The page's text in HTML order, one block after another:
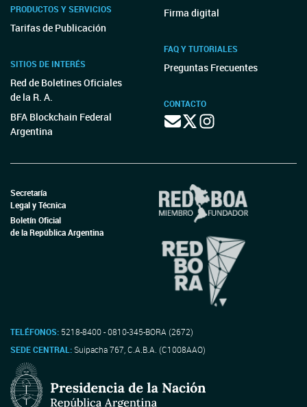
PRODUCTOS Y SERVICIOS
Tarifas de Publicación
SITIOS DE INTERÉS
Red de Boletines Oficiales
de la R. A.
BFA Blockchain Federal
Argentina
Firma digital
FAQ Y TUTORIALES
Preguntas Frecuentes
CONTACTO
Secretaría
Legal y Técnica
Boletín Oficial
de la República Argentina
TELÉFONOS: 5218-8400 - 0810-345-BORA (2672)
SEDE CENTRAL:Suipacha 767, C.A.B.A. (C1008AAO)